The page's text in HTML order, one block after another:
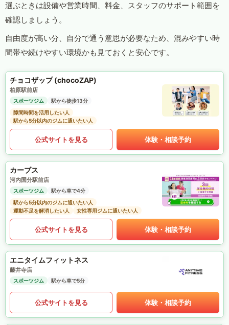
選ぶときは設備や営業時間、料金、スタッフのサポート範囲を
確認しましょう。
自由度が高い分、自分で通う意思が必要なため、混みやすい時
間帯や続けやすい環境かも見ておくと安心です。
チョコザップ (chocoZAP)
柏原駅前店
スポーツジム
駅から徒歩13分
隙間時間を活用したい人
駅から5分以内のジムに通いたい人
公式サイトを見る 体験・相談予約
カーブス
河内国分駅前店
スポーツジム
駅から車で4分
駅から5分以内のジムに通いたい人
運動不足を解消したい人
女性専用ジムに通いたい人
公式サイトを見る 体験・相談予約
エニタイムフィットネス
藤井寺店
スポーツジム 駅から車で5分
公式サイトを見る 体験・相談予約